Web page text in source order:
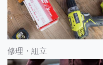
修理・組立